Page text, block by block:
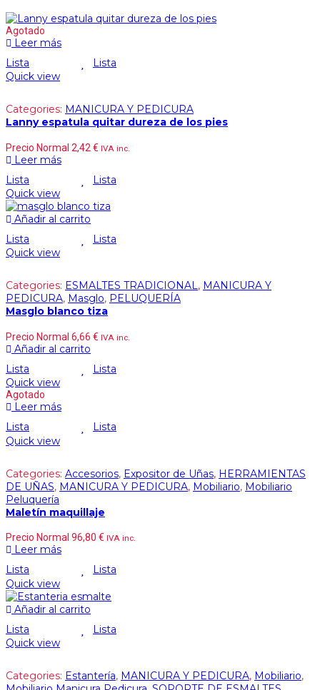
Agotado
Leer más
Lista
Lista
Quick view
Categories: MANICURA Y PEDICURA
Lanny espatula quitar dureza de los pies
Precio Normal 2,42 € IVA inc.
Leer más
Lista
Lista
Quick view
Añadir al carrito
Lista
Lista
Quick view
Categories: ESMALTES TRADICIONAL, MANICURA Y
PEDICURA, Masglo, PELUQUERÍA
Masglo blanco tiza
Precio Normal 6,66 € IVA inc.
Añadir al carrito
Lista
Lista
Quick view
Agotado
Leer más
Lista
Lista
Quick view
Categories: Accesorios, Expositor de Uñas, HERRAMIENTAS
DE UÑAS, MANICURA Y PEDICURA, Mobiliario, Mobiliario
Peluquería
Maletín maquillaje
Precio Normal 96,80 € IVA inc.
Leer más
Lista
Lista
Quick view
Añadir al carrito
Lista
Lista
Quick view
Categories: Estantería, MANICURA Y PEDICURA, Mobiliario,